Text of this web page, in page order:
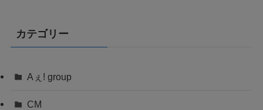
カテゴリー
Aぇ! group
CM